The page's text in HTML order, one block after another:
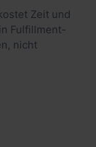
Zeit und
Fulfillment-
nicht